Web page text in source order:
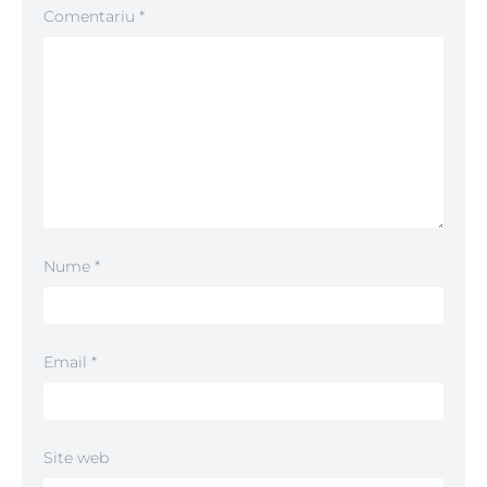
Comentariu *
Nume *
Email *
Site web